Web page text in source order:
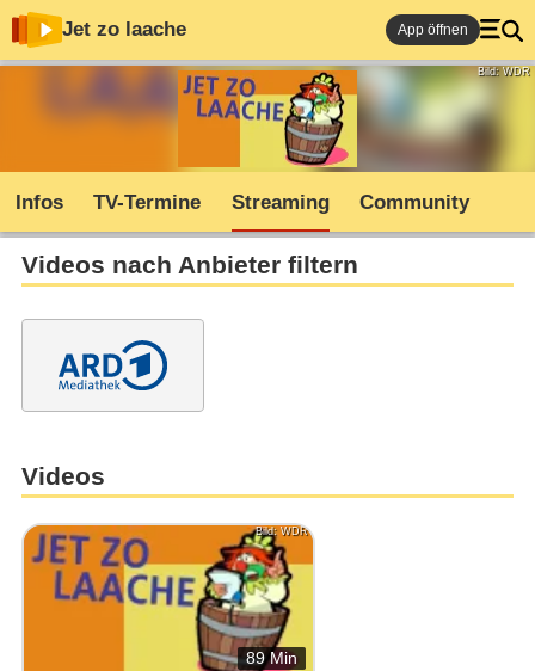
Jet zo laache App öffnen
Bild: WDR
Infos TV-Termine Streaming Community
Videos nach Anbieter filtern
Videos
Bild: WDR
89 Min